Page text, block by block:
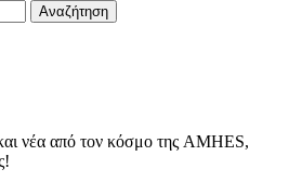
Αναζήτηση
νέα από τον κόσμο της AMHES,